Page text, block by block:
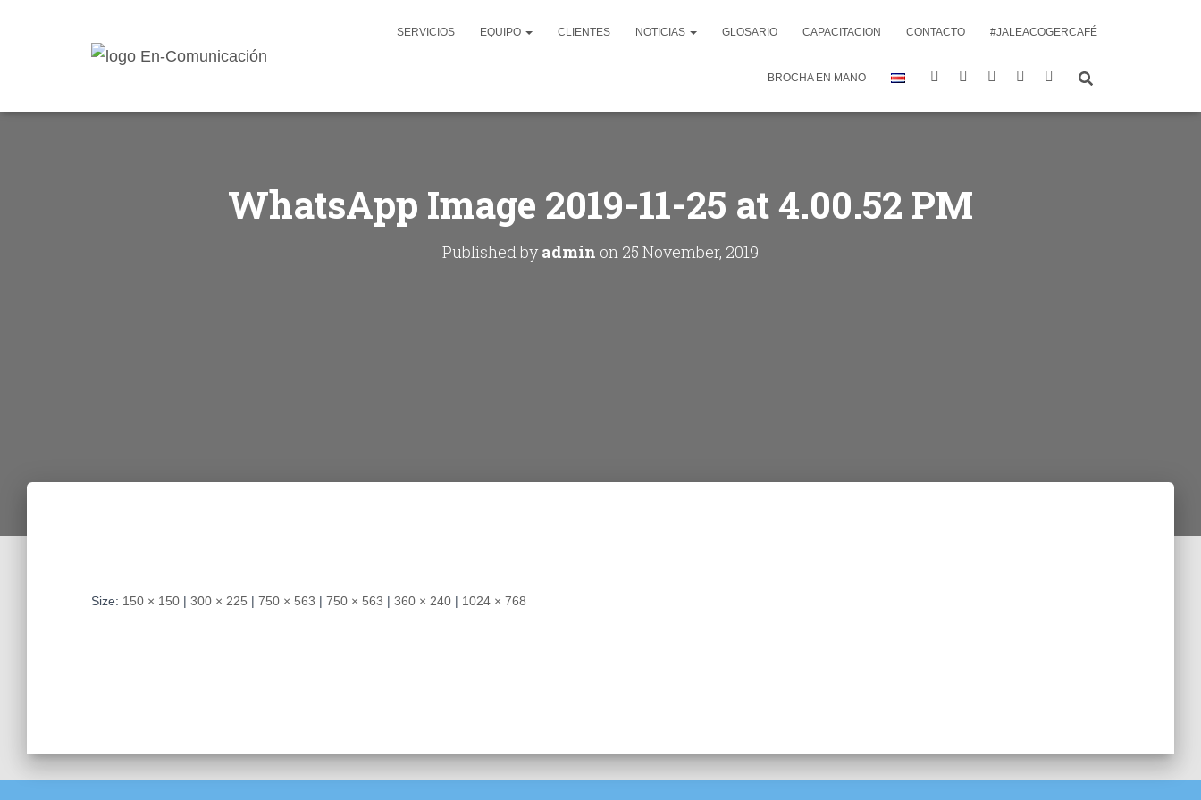
SERVICIOS EQUIPO CLIENTES NOTICIAS GLOSARIO CAPACITACION CONTACTO #JALEACOGERCAFÉ
BROCHA EN MANO
WhatsApp Image 2019-11-25 at 4.00.52 PM
Published byadmin on 25 November, 2019
Size: 150 × 150 | 300 × 225 | 750 × 563 | 750 × 563 | 360 × 240 | 1024 × 768